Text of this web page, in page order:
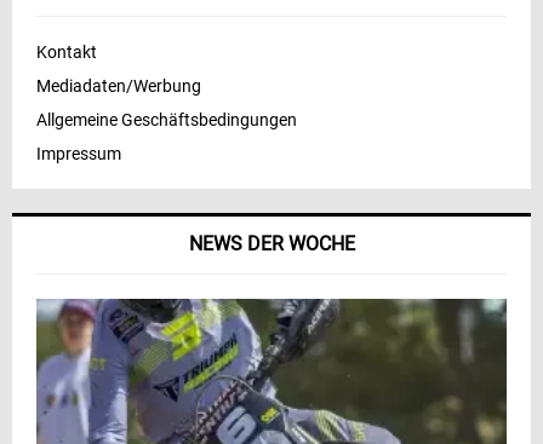
NEWS DER WOCHE
Kontakt
Mediadaten/Werbung
Allgemeine Geschäftsbedingungen
Impressum